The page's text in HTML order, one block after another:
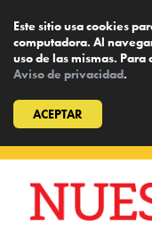
Este sitio usa cookies
computadora. Al
uso de las mismas.
Aviso de privacidad.
ACEPTAR
content